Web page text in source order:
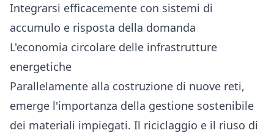
Integrarsi efficacemente con sistemi di
accumulo e risposta della domanda
L'economia circolare delle infrastrutture
energetiche
Parallelamente alla costruzione di nuove reti,
emerge l'importanza della gestione sostenibile
dei materiali impiegati. Il riciclaggio e il riuso di